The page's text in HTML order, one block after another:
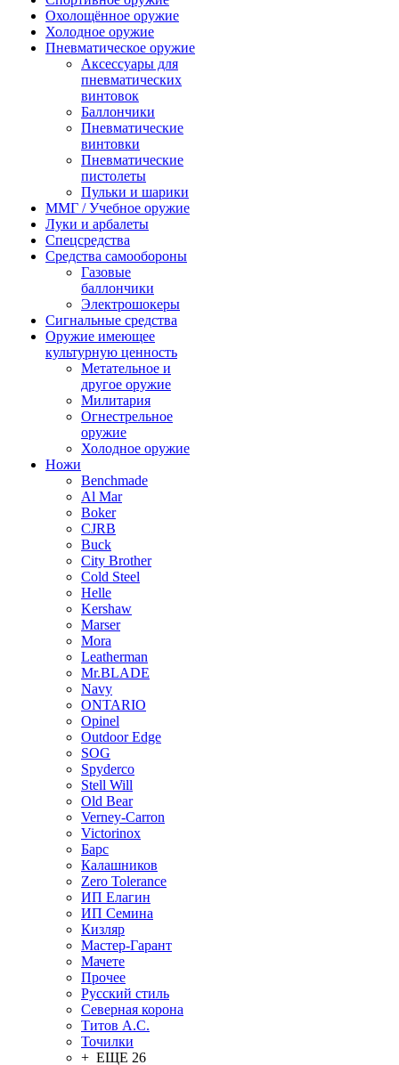
Охолощённое оружие
Холодное оружие
Пневматическое оружие
Аксессуары для
пневматических
винтовок
Баллончики
Пневматические
винтовки
Пневматические
пистолеты
Пульки и шарики
ММГ / Учебное оружие
Луки и арбалеты
Спецсредства
Средства самообороны
Газовые
баллончики
Электрошокеры
Сигнальные средства
Оружие имеющее
культурную ценность
Метательное и
другое оружие
Милитария
Огнестрельное
оружие
Холодное оружие
Ножи
Benchmade
Al Mar
Boker
CJRB
Buck
City Brother
Cold Steel
Helle
Kershaw
Marser
Mora
Leatherman
Mr.BLADE
Navy
ONTARIO
Opinel
Outdoor Edge
SOG
Spyderco
Stell Will
Old Bear
Verney-Carron
Victorinox
Барс
Калашников
Zero Tolerance
ИП Елагин
ИП Семина
Кизляр
Мастер-Гарант
Мачете
Прочее
Русский стиль
Северная корона
Титов А.С.
Точилки
+ ЕЩЕ 26